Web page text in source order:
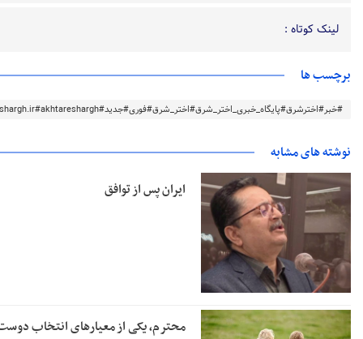
لینک کوتاه :
برچسب ها
#خبر#اخترشرق#پایگاه_خبری_اختر_شرق#اختر_شرق#فوری#جدید#akhtareshargh.ir#akhtareshargh#خراسان#خراسان_رضوی
نوشته های مشابه
ایران پس از توافق
محترم، یکی از معیارهای انتخاب